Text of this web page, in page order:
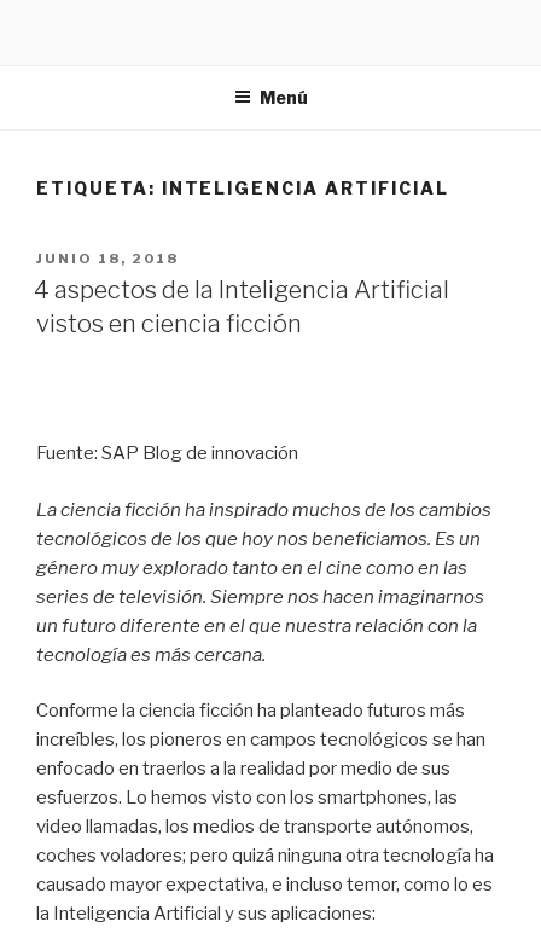
Menú
ETIQUETA: INTELIGENCIA ARTIFICIAL
PUBLICADO
EN
JUNIO 18, 2018
4 aspectos de la Inteligencia Artificial
vistos en ciencia ficción
Fuente: SAP Blog de innovación
La ciencia ficción ha inspirado muchos de los cambios
tecnológicos de los que hoy nos beneficiamos. Es un
género muy explorado tanto en el cine como en las
series de televisión. Siempre nos hacen imaginarnos
un futuro diferente en el que nuestra relación con la
tecnología es más cercana.
Conforme la ciencia ficción ha planteado futuros más
increíbles, los pioneros en campos tecnológicos se han
enfocado en traerlos a la realidad por medio de sus
esfuerzos. Lo hemos visto con los smartphones, las
video llamadas, los medios de transporte autónomos,
coches voladores; pero quizá ninguna otra tecnología ha
causado mayor expectativa, e incluso temor, como lo es
la Inteligencia Artificial y sus aplicaciones: